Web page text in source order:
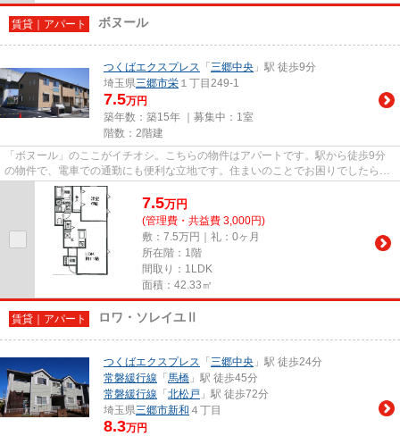
賃貸｜アパート ボヌール
つくばエクスプレス 「 三郷中央 」駅 徒歩9分
埼玉県三郷市栄 １丁目249-1
7.5万円
築年数：築15年 ｜募集中： 1室
階数：2階建
「ボヌール」のここがイチオシ。こちらの物件はアパートです。駅から徒歩9分
の物件で、電車での通勤にも便利な立地です。住まいのことでお困りでしたら、
お気軽に当社へお問い合わせ下...
7.5万円
(管理費・共益費 3,000円)
敷：7.5万円｜礼：0ヶ月
所在階：1階
間取り：1LDK
面積：42.33㎡
賃貸｜アパート ロワ・ソレイユⅡ
つくばエクスプレス 「 三郷中央 」駅 徒歩24分
常磐緩行線 「 馬橋 」駅 徒歩45分
常磐緩行線 「 北松戸 」駅 徒歩72分
埼玉県三郷市新和 ４丁目
8.3万円